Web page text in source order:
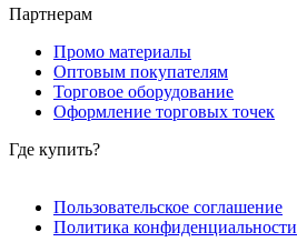
Партнерам
Промо материалы
Оптовым покупателям
Торговое оборудование
Оформление торговых точек
Где купить?
Пользовательское соглашение
Политика конфиденциальности